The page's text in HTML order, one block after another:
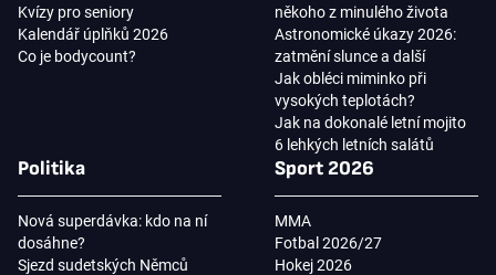
Kvízy pro seniory
Kalendář úplňků 2026
Co je bodycount?
někoho z minulého života
Astronomické úkazy 2026:
zatmění slunce a další
Jak obléci miminko při
vysokých teplotách?
Jak na dokonalé letní mojito
6 lehkých letních salátů
Politika
Nová superdávka: kdo na ní
dosáhne?
Sjezd sudetských Němců
Sport 2026
MMA
Fotbal 2026/27
Hokej 2026